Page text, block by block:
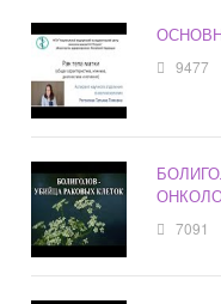
9477
7091